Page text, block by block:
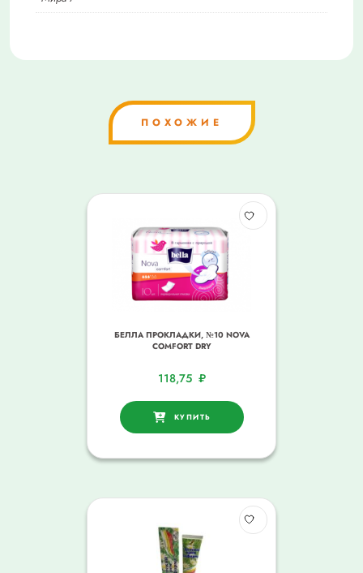
ПОХОЖИЕ
БЕЛЛА ПРОКЛАДКИ, №10 NOVA
COMFORT DRY
118,75 ₽
КУПИТЬ